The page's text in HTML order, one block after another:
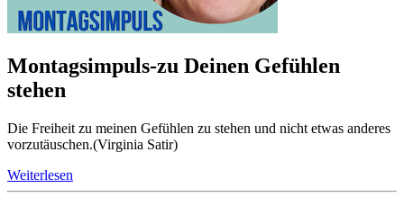
Montagsimpuls-zu Deinen Gefühlen
stehen
Die Freiheit zu meinen Gefühlen zu stehen und nicht etwas anderes
vorzutäuschen.(Virginia Satir)
Weiterlesen